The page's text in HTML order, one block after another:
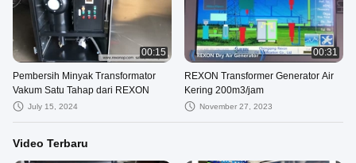
00:15
Pembersih Minyak Transformator
Vakum Satu Tahap dari REXON
July 15, 2024
00:31
REXON Transformer Generator Air
Kering 200m3/jam
November 27, 2023
Video Terbaru